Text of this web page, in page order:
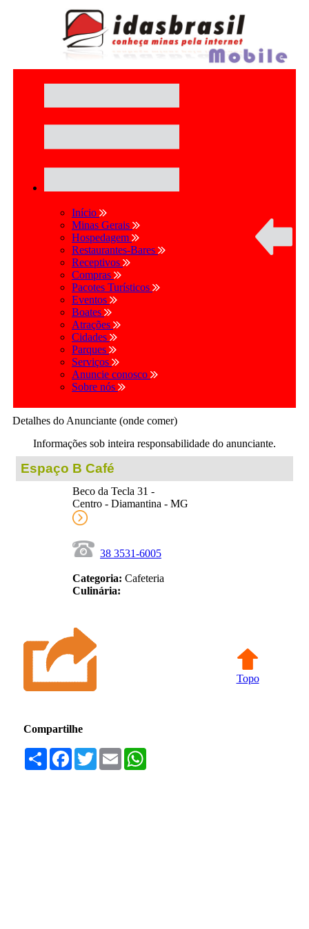
Início
Minas Gerais
Hospedagem
Restaurantes-Bares
Receptivos
Compras
Pacotes Turísticos
Eventos
Boates
Atrações
Cidades
Parques
Serviços
Anuncie conosco
Sobre nós
Detalhes do Anunciante (onde comer)
Informações sob inteira responsabilidade do anunciante.
Espaço B Café
Beco da Tecla 31 -
Centro - Diamantina - MG
38 3531-6005
Categoria: Cafeteria
Culinária:
Topo
Compartilhe
Compartilhar
Facebook
TwitterEmail